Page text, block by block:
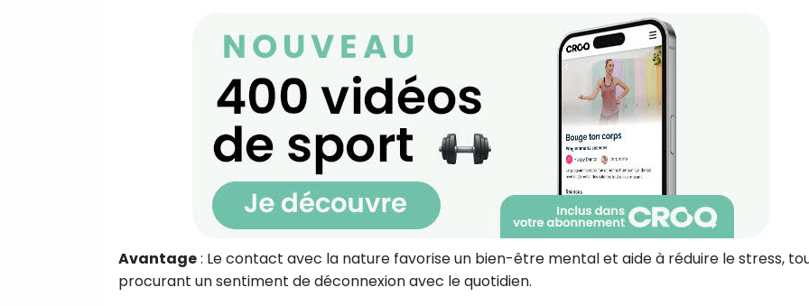
Avantage: Le contact avec la nature favorise un bien-être mental et aide à réduire le stress,
procurant un sentiment de déconnexion avec le quotidien.